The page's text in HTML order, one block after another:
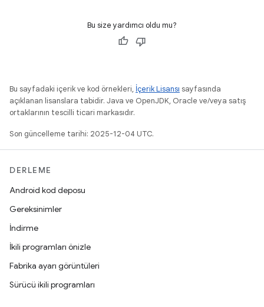
Bu size yardımcı oldu mu?
Bu sayfadaki içerik ve kod örnekleri, İçerik Lisansı sayfasında
açıklanan lisanslara tabidir. Java ve OpenJDK, Oracle ve/veya satış
ortaklarının tescilli ticari markasıdır.
Son güncelleme tarihi: 2025-12-04 UTC.
DERLEME
Android kod deposu
Gereksinimler
İndirme
İkili programları önizle
Fabrika ayarı görüntüleri
Sürücü ikili programları